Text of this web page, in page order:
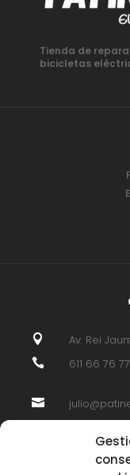
Tienda de
bicicletas
 Av. Rei
 611 66 76 77
